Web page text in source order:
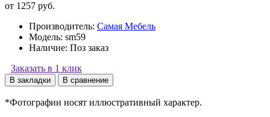
от 1257 руб.
Производитель: Самая Мебель
Модель: sm59
Наличие: Поз заказ
Заказать в 1 клик
В закладки В сравнение
*Фотографии носят иллюстративный характер.